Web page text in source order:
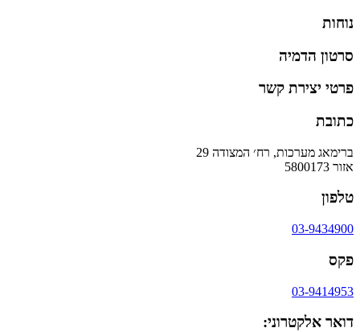
נוחות
סרטון הדמיה
פרטי יצירת קשר
כתובת
ברימאג מערכות, רח׳ המצודה 29
אזור 5800173
טלפון
03-9434900
פקס
03-9414953
דואר אלקטרוני: